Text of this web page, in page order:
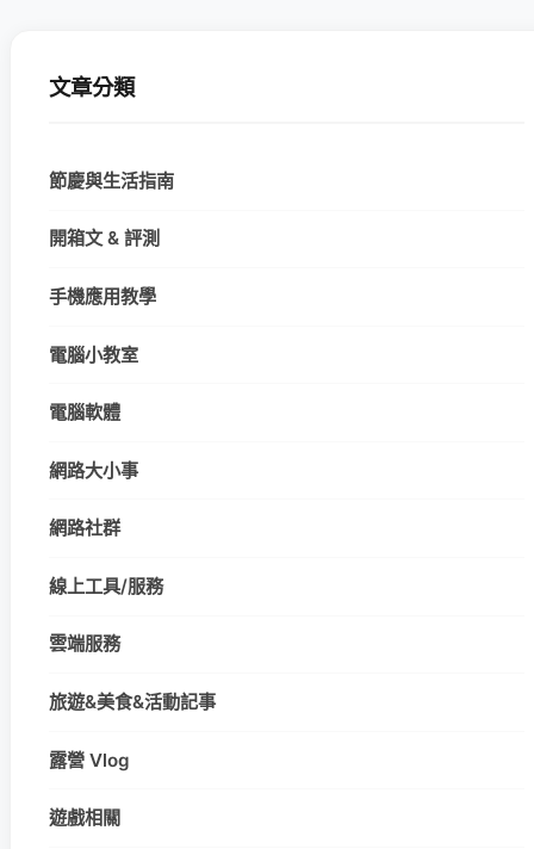
文章分類
節慶與生活指南
開箱文 & 評測
手機應用教學
電腦小教室
電腦軟體
網路大小事
網路社群
線上工具/服務
雲端服務
旅遊&美食&活動記事
露營 Vlog
遊戲相關